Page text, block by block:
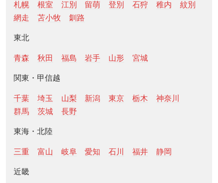
札幌
根室 江別 留萌 登別 石狩 稚内
紋別
網走
苫小牧 釧路
東北
青森 秋田 福島 岩手 山形 宮城
関東・甲信越
千葉 埼玉 山梨 新潟 東京 栃木
神奈川
群馬
茨城 長野
東海・北陸
三重 富山 岐阜 愛知 石川 福井 静岡
近畿